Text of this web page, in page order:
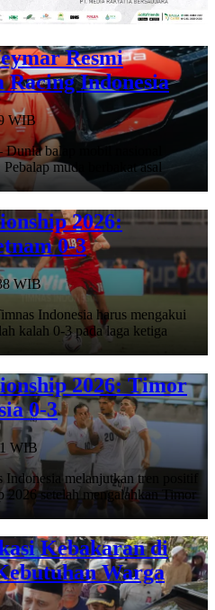
Resmi
Indonesia
WIB
balap mobil nasional
Pebalap muda berbakat asal
2026:
0-3
WIB
Indonesia harus mengakui
kalah 0-3 pada laga ketiga
2026: Timor
0-3
WIB
melanjutkan tren positif
setelah mengalahkan Timor
Kebakaran di
Warga